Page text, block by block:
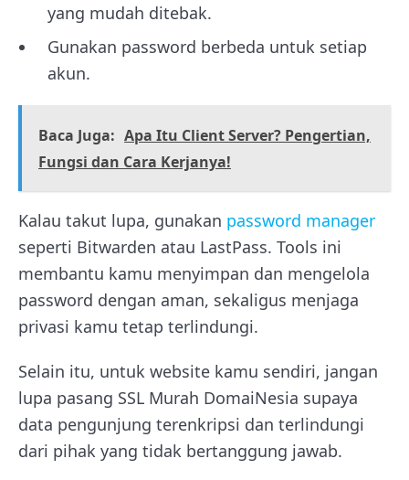
yang mudah ditebak.
Gunakan password berbeda untuk setiap
akun.
Baca Juga: Apa Itu Client Server? Pengertian,
Fungsi dan Cara Kerjanya!
Kalau takut lupa, gunakan password manager
seperti Bitwarden atau LastPass. Tools ini
membantu kamu menyimpan dan mengelola
password dengan aman, sekaligus menjaga
privasi kamu tetap terlindungi.
Selain itu, untuk website kamu sendiri, jangan
lupa pasang SSL Murah DomaiNesia supaya
data pengunjung terenkripsi dan terlindungi
dari pihak yang tidak bertanggung jawab.